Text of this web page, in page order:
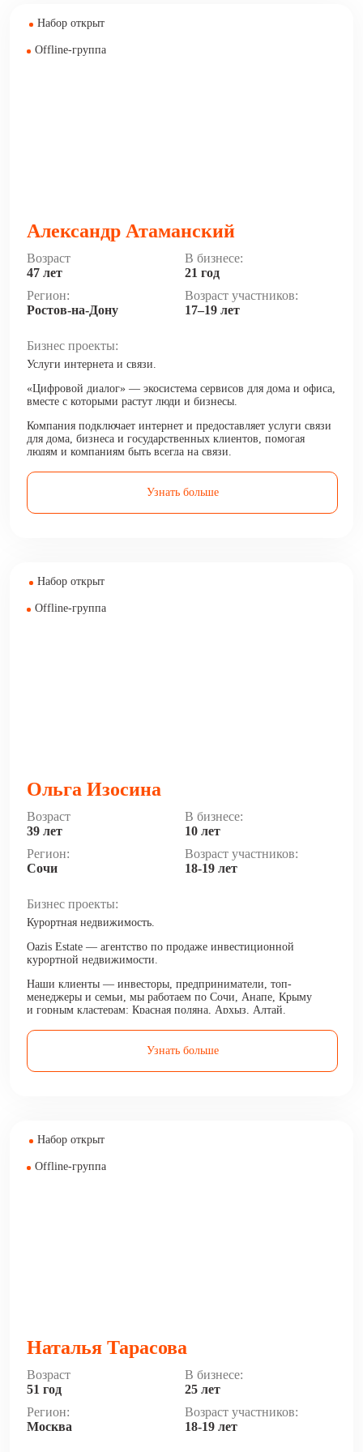
Набор открыт
Offline-группа
Александр Атаманский
Возраст
47 лет
В бизнесе:
21 год
Регион:
Ростов-на-Дону
Возраст участников:
17–19 лет
Бизнес проекты:
Услуги интернета и связи.
«Цифровой диалог» — экосистема сервисов для дома и офиса,
вместе с которыми растут люди и бизнесы.
Компания подключает интернет и предоставляет услуги связи
для дома, бизнеса и государственных клиентов, помогая
людям и компаниям быть всегда на связи.
Узнать больше
Набор открыт
Offline-группа
Ольга Изосина
Возраст
39 лет
В бизнесе:
10 лет
Регион:
Сочи
Возраст участников:
18-19 лет
Бизнес проекты:
Курортная недвижимость.
Oazis Estate — агентство по продаже инвестиционной
курортной недвижимости.
Наши клиенты — инвесторы, предприниматели, топ-
менеджеры и семьи, мы работаем по Сочи, Анапе, Крыму
и горным кластерам: Красная поляна, Архыз, Алтай.
и доход.
Узнать больше
Набор открыт
Offline-группа
Наталья Тарасова
Возраст
51 год
В бизнесе:
25 лет
Регион:
Москва
Возраст участников:
18-19 лет